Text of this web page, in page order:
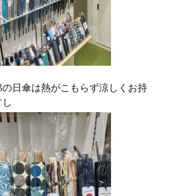
日傘は熱がこもらず涼しくお持